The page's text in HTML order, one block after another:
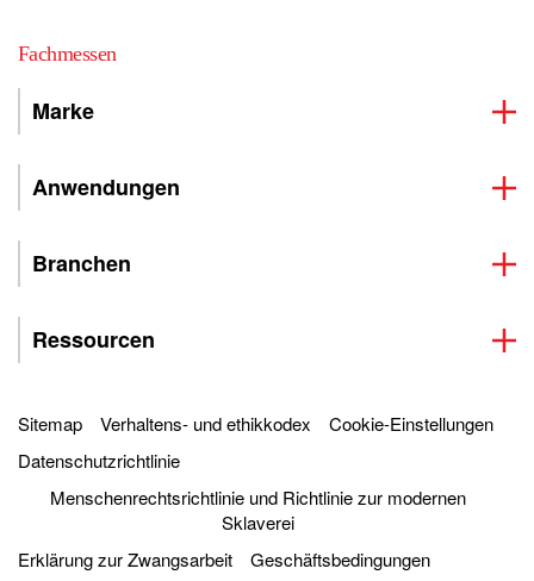
Fachmessen
Marke
Anwendungen
Branchen
Ressourcen
Sitemap Verhaltens- und ethikkodex
Cookie-Einstellungen
Datenschutzrichtlinie
Menschenrechtsrichtlinie und Richtlinie zur modernen
Sklaverei
Erklärung zur Zwangsarbeit
Geschäftsbedingungen